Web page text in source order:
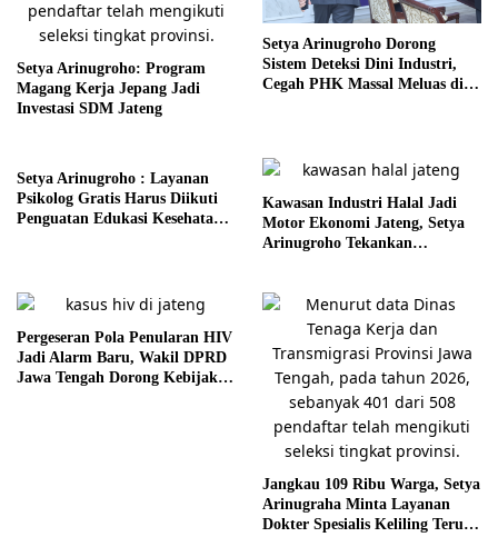
Setya Arinugroho: Program
Magang Kerja Jepang Jadi
Investasi SDM Jateng
Setya Arinugroho Dorong
Sistem Deteksi Dini Industri,
Cegah PHK Massal Meluas di
Setya Arinugroho : Layanan
Psikolog Gratis Harus Diikuti
Penguatan Edukasi Kesehatan
Kawasan Industri Halal Jadi
Motor Ekonomi Jateng, Setya
Arinugroho Tekankan
Pergeseran Pola Penularan HIV
Jadi Alarm Baru, Wakil DPRD
Jawa Tengah Dorong Kebijakan
Jangkau 109 Ribu Warga, Setya
Arinugraha Minta Layanan
Dokter Spesialis Keliling Terus